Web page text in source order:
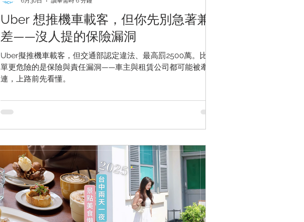
Uber 想推機車載客，但你先別急著兼
差——沒人提的保險漏洞
Uber擬推機車載客，但交通部認定違法、最高罰2500萬。比罰
單更危險的是保險與責任漏洞——車主與租賃公司都可能被牽
連，上路前先看懂。